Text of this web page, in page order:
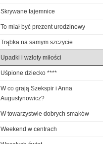
Skrywane tajemnice
To miał być prezent urodzinowy
Trąbka na samym szczycie
Upadki i wzloty miłości
Uśpione dziecko ****
W co grają Szekspir i Anna
Augustynowicz?
W towarzystwie dobrych smaków
Weekend w centrach